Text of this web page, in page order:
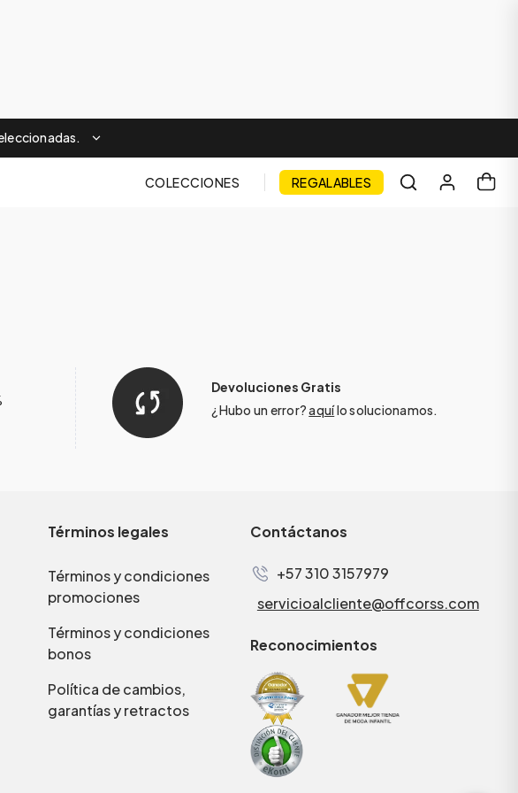
COLECCIONES REGALABLES
Devoluciones Gratis
¿Hubo un error?aquílo solucionamos.
Términos legales
Términos y condiciones
promociones
Términos y condiciones
bonos
Política de cambios,
garantías y retractos
Contáctanos
+57 310 3157979
servicioalcliente@offcorss.com
Reconocimientos